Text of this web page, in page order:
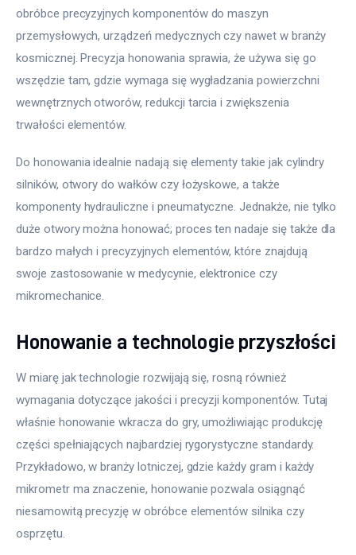
obróbce precyzyjnych komponentów do maszyn
przemysłowych, urządzeń medycznych czy nawet w branży
kosmicznej. Precyzja honowania sprawia, że używa się go
wszędzie tam, gdzie wymaga się wygładzania powierzchni
wewnętrznych otworów, redukcji tarcia i zwiększenia
trwałości elementów.
Do honowania idealnie nadają się elementy takie jak cylindry
silników, otwory do wałków czy łożyskowe, a także
komponenty hydrauliczne i pneumatyczne. Jednakże, nie tylko
duże otwory można honować; proces ten nadaje się także dla
bardzo małych i precyzyjnych elementów, które znajdują
swoje zastosowanie w medycynie, elektronice czy
mikromechanice.
Honowanie a technologie przyszłości
W miarę jak technologie rozwijają się, rosną również
wymagania dotyczące jakości i precyzji komponentów. Tutaj
właśnie honowanie wkracza do gry, umożliwiając produkcję
części spełniających najbardziej rygorystyczne standardy.
Przykładowo, w branży lotniczej, gdzie każdy gram i każdy
mikrometr ma znaczenie, honowanie pozwala osiągnąć
niesamowitą precyzję w obróbce elementów silnika czy
osprzętu.